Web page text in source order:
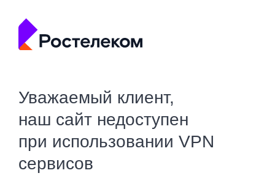
Уважаемый клиент,
наш сайт недоступен
при использовании VPN
сервисов